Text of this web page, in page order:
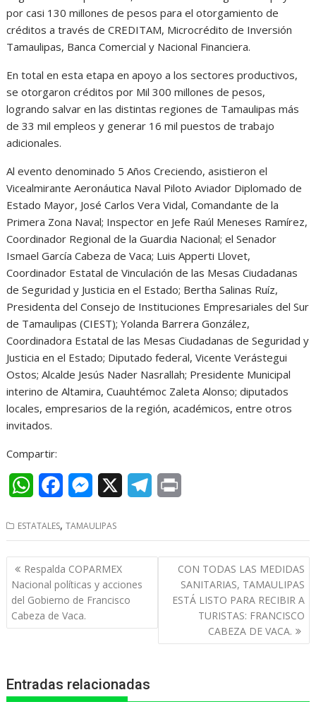
por casi 130 millones de pesos para el otorgamiento de
créditos a través de CREDITAM, Microcrédito de Inversión
Tamaulipas, Banca Comercial y Nacional Financiera.
En total en esta etapa en apoyo a los sectores productivos,
se otorgaron créditos por Mil 300 millones de pesos,
logrando salvar en las distintas regiones de Tamaulipas más
de 33 mil empleos y generar 16 mil puestos de trabajo
adicionales.
Al evento denominado 5 Años Creciendo, asistieron el
Vicealmirante Aeronáutica Naval Piloto Aviador Diplomado de
Estado Mayor, José Carlos Vera Vidal, Comandante de la
Primera Zona Naval; Inspector en Jefe Raúl Meneses Ramírez,
Coordinador Regional de la Guardia Nacional; el Senador
Ismael García Cabeza de Vaca; Luis Apperti Llovet,
Coordinador Estatal de Vinculación de las Mesas Ciudadanas
de Seguridad y Justicia en el Estado; Bertha Salinas Ruíz,
Presidenta del Consejo de Instituciones Empresariales del Sur
de Tamaulipas (CIEST); Yolanda Barrera González,
Coordinadora Estatal de las Mesas Ciudadanas de Seguridad y
Justicia en el Estado; Diputado federal, Vicente Verástegui
Ostos; Alcalde Jesús Nader Nasrallah; Presidente Municipal
interino de Altamira, Cuauhtémoc Zaleta Alonso; diputados
locales, empresarios de la región, académicos, entre otros
invitados.
Compartir:
W
a
t
s
A
p
c
e
b
o
o
M
s
s
e
n
g
e
a
n
t
ESTATALES,TAMAULIPAS
Navegación
de
entradas
Respalda COPARMEX
Nacional políticas y acciones
del Gobierno de Francisco
Cabeza de Vaca.
CON TODAS LAS MEDIDAS
SANITARIAS, TAMAULIPAS
ESTÁ LISTO PARA RECIBIR A
TURISTAS: FRANCISCO
CABEZA DE VACA.
Entradas relacionadas